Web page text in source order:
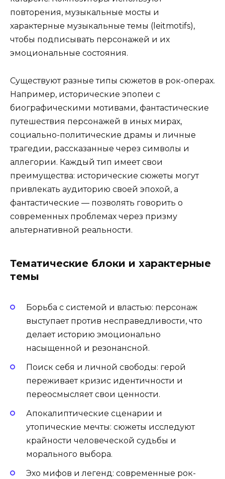
повторения, музыкальные мосты и
характерные музыкальные темы (leitmotifs),
чтобы подписывать персонажей и их
эмоциональные состояния.
Существуют разные типы сюжетов в рок-операх.
Например, исторические эпопеи с
биографическими мотивами, фантастические
путешествия персонажей в иных мирах,
социально-политические драмы и личные
трагедии, рассказанные через символы и
аллегории. Каждый тип имеет свои
преимущества: исторические сюжеты могут
привлекать аудиторию своей эпохой, а
фантастические — позволять говорить о
современных проблемах через призму
альтернативной реальности.
Тематические блоки и характерные
темы
Борьба с системой и властью: персонаж
выступает против несправедливости, что
делает историю эмоционально
насыщенной и резонансной.
Поиск себя и личной свободы: герой
переживает кризис идентичности и
переосмысляет свои ценности.
Апокалиптические сценарии и
утопические мечты: сюжеты исследуют
крайности человеческой судьбы и
морального выбора.
Эхо мифов и легенд: современные рок-